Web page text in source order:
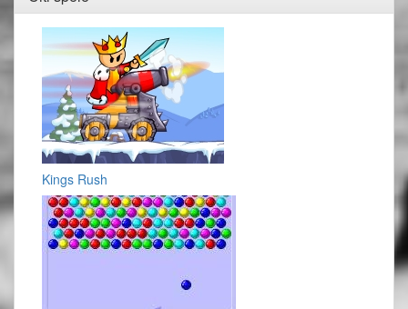
Kings Rush